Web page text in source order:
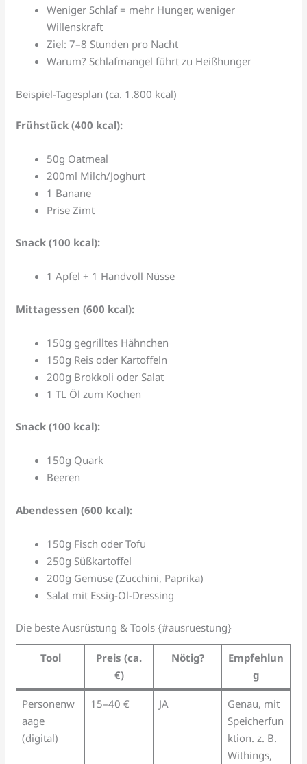
Weniger Schlaf = mehr Hunger, weniger
Willenskraft
Ziel: 7–8 Stunden pro Nacht
Warum? Schlafmangel führt zu Heißhunger
Beispiel-Tagesplan (ca. 1.800 kcal)
Frühstück (400 kcal):
50g Oatmeal
200ml Milch/Joghurt
1 Banane
Prise Zimt
Snack (100 kcal):
1 Apfel + 1 Handvoll Nüsse
Mittagessen (600 kcal):
150g gegrilltes Hähnchen
150g Reis oder Kartoffeln
200g Brokkoli oder Salat
1 TL Öl zum Kochen
Snack (100 kcal):
150g Quark
Beeren
Abendessen (600 kcal):
150g Fisch oder Tofu
250g Süßkartoffel
200g Gemüse (Zucchini, Paprika)
Salat mit Essig-Öl-Dressing
Die beste Ausrüstung & Tools {#ausruestung}
Tool
Preis (ca.
€)
Nötig?
Empfehlun
g
Personenw
aage
(digital)
15–40 € JA
Genau, mit
Speicherfun
ktion. z. B.
Withings,